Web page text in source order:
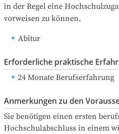
in der Regel eine
vorweisen zu können.
Abitur
Erforderliche praktische
24 Monate Berufserfahrung
Anmerkungen zu den
Sie benötigen einen ersten
Hochschulabschluss in einem